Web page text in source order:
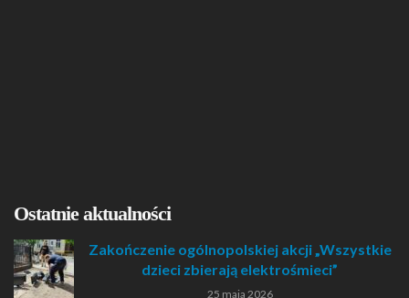
Ostatnie aktualności
Zakończenie ogólnopolskiej akcji „Wszystkie
dzieci zbierają elektrośmieci”
25 maja 2026